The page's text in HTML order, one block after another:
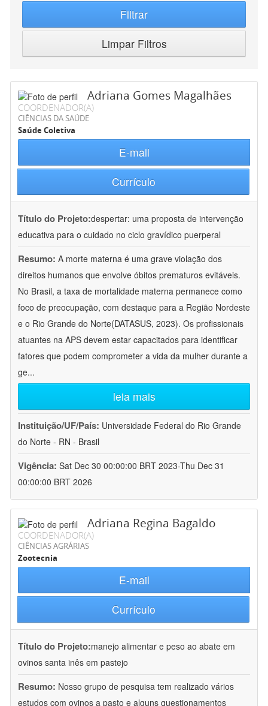
Filtrar
Limpar Filtros
Adriana Gomes Magalhães
COORDENADOR(A)
CIÊNCIAS DA SAÚDE
Saúde Coletiva
E-mail
Currículo
Título do Projeto:despertar: uma proposta de intervenção
educativa para o cuidado no ciclo gravídico puerperal
Resumo: A morte materna é uma grave violação dos
direitos humanos que envolve óbitos prematuros evitáveis.
No Brasil, a taxa de mortalidade materna permanece como
foco de preocupação, com destaque para a Região Nordeste
e o Rio Grande do Norte(DATASUS, 2023). Os profissionais
atuantes na APS devem estar capacitados para identificar
fatores que podem comprometer a vida da mulher durante a
ge...
leia mais
Instituição/UF/País: Universidade Federal do Rio Grande
do Norte - RN - Brasil
Vigência: Sat Dec 30 00:00:00 BRT 2023-Thu Dec 31
00:00:00 BRT 2026
Adriana Regina Bagaldo
COORDENADOR(A)
CIÊNCIAS AGRÁRIAS
Zootecnia
E-mail
Currículo
Título do Projeto:manejo alimentar e peso ao abate em
ovinos santa inês em pastejo
Resumo: Nosso grupo de pesquisa tem realizado vários
estudos com ovinos a pasto e alguns questionamentos